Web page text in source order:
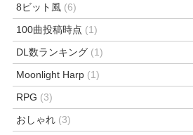
8ビット風 (6)
100曲投稿時点 (1)
DL数ランキング (1)
Moonlight Harp (1)
RPG (3)
おしゃれ (3)